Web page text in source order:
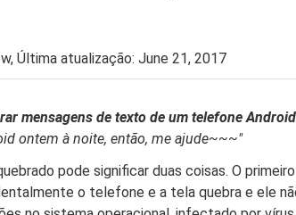
Última atualização: June 21, 2017
mensagens de texto de um telefone
ontem à noite, então, me ajude~~~"
pode significar duas coisas. O
o telefone e a tela quebra e ele